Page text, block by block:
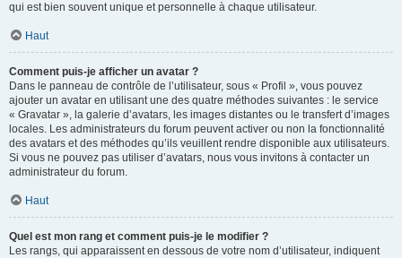
qui est bien souvent unique et personnelle à chaque utilisateur.
Haut
Comment puis-je afficher un avatar ?
Dans le panneau de contrôle de l’utilisateur, sous « Profil », vous pouvez
ajouter un avatar en utilisant une des quatre méthodes suivantes : le service
« Gravatar », la galerie d’avatars, les images distantes ou le transfert d’images
locales. Les administrateurs du forum peuvent activer ou non la fonctionnalité
des avatars et des méthodes qu’ils veuillent rendre disponible aux utilisateurs.
Si vous ne pouvez pas utiliser d’avatars, nous vous invitons à contacter un
administrateur du forum.
Haut
Quel est mon rang et comment puis-je le modifier ?
Les rangs, qui apparaissent en dessous de votre nom d’utilisateur, indiquent